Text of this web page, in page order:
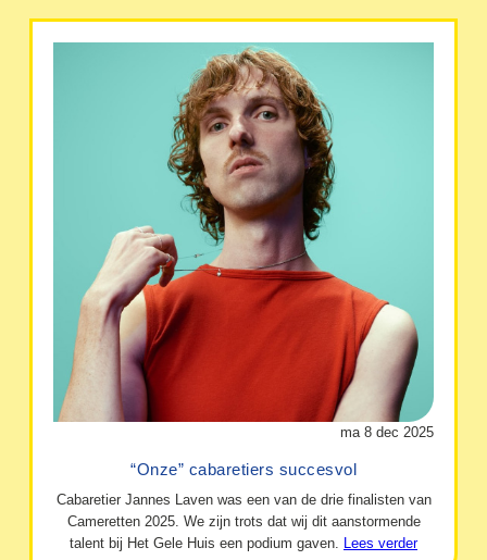
ma 8 dec 2025
“Onze” cabaretiers succesvol
Cabaretier Jannes Laven was een van de drie finalisten van
Cameretten 2025. We zijn trots dat wij dit aanstormende
talent bij Het Gele Huis een podium gaven. Lees verder